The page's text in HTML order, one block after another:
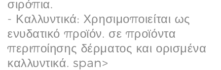
σιρόπια.
- Καλλυντικά: Χρησιμοποιείται ως
ενυδατικό προϊόν. σε προϊόντα
περιποίησης δέρματος και ορισμένα
καλλυντικά. span>